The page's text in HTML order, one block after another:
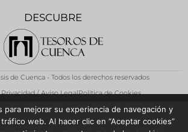
DESCUBRE
de Cuenca - Todos los derechos reservados
/ Aviso LegalPolítica de Cookies
para mejorar su experiencia de navegación y
web. Al hacer clic en “Aceptar cookies”